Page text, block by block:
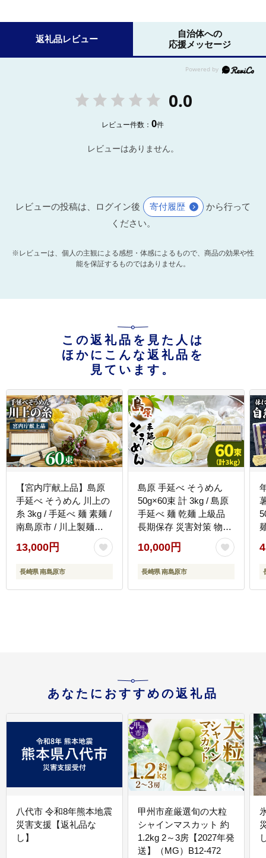
返礼品レビュー
自治体への
応援メッセージ
0.0
レビュー件数：0件
レビューはありません。
レビューの投稿は、ログイン後 寄付履歴
から行って
ください。
※レビューは、個人の主観による感想・体感によるもので、商品の効果や性
能を保証するものではありません。
この返礼品を見た人は
ほかにこんな返礼品を
見ています。
【宮内庁献上品】島原
手延べ そうめん 川上の
糸 3kg / 手延べ 麺 素麺 /
南島原市 / 川上製麺
[SCM030]
13,000円
長崎県 南島原市
島原 手延べ そうめん
50g×60束 計 3kg / 島原
手延べ 麺 乾麺 上級品
長期保存 災害対策 物価
高応援 / 南島原市 / こじ
ま製麺 [SAZ023]
10,000円
長崎県 南島原市
あなたにおすすめの返礼品
八代市 令和8年熊本地震
災害支援【返礼品な
し】
甲州市産厳選旬の大粒
シャインマスカット 約
1.2kg 2～3房【2027年発
送】（MG）B12-472